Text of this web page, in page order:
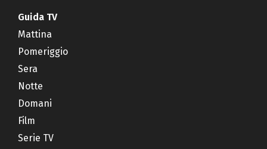
Guida TV
Mattina
Pomeriggio
Sera
Notte
Domani
Film
Serie TV